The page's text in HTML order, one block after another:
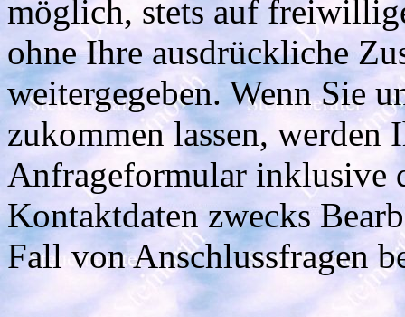
möglich, stets auf
ohne Ihre ausdrückliche
weitergegeben. Wenn Sie
zukommen lassen, werden
Anfrageformular inklusive
Kontaktdaten zwecks
Fall von Anschlussfragen